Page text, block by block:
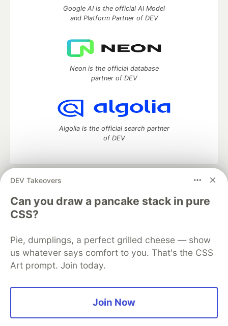
DEV Takeovers
Can you draw a pancake stack in pure
CSS?
Pie, dumplings, a perfect grilled cheese — show
us whatever says comfort to you. That's the CSS
Art prompt. Join today.
Join Now
Google AI is the official AI Model
and Platform Partner of DEV
Neon is the official database
partner of DEV
Algolia is the official search partner
of DEV
DEV Community
development and manage your software career
Home
DEV Challenges DEV++
Videos
DEV Education Tracks
Free Postgres Database
DEV Shop
MLH
Code of Conduct
Privacy Policy
Terms of Use
Built on
Forem — the open source software that powers
and other inclusive communities.